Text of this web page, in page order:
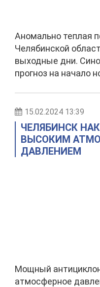
Аномально теплая
Челябинской
выходные дни.
прогноз на начало
15.02.2024 13:39
ЧЕЛЯБИНСК
ВЫСОКИМ
ДАВЛЕНИЕМ
Мощный
атмосферное